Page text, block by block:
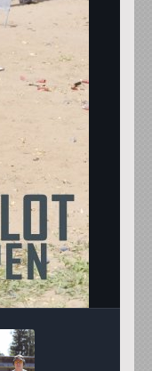
Инструменты